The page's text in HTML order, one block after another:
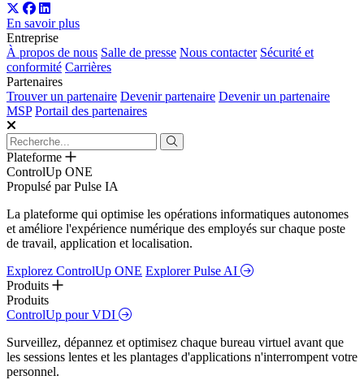
En savoir plus
Entreprise
À propos de nous Salle de presse Nous contacter Sécurité et
conformité Carrières
Partenaires
Trouver un partenaire Devenir partenaire Devenir un partenaire
MSP Portail des partenaires
Plateforme
ControlUp ONE
Propulsé par Pulse IA
La plateforme qui optimise les opérations informatiques autonomes
et améliore l'expérience numérique des employés sur chaque poste
de travail, application et localisation.
Explorez ControlUp ONE Explorer Pulse AI
Produits
Produits
ControlUp pour VDI
Surveillez, dépannez et optimisez chaque bureau virtuel avant que
les sessions lentes et les plantages d'applications n'interrompent votre
personnel.